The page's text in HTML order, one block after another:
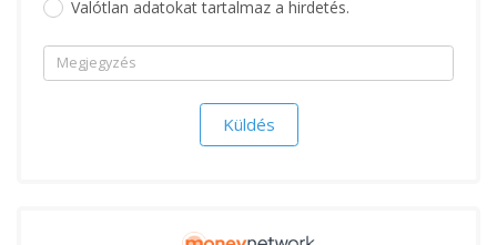
Valótlan adatokat tartalmaz a hirdetés.